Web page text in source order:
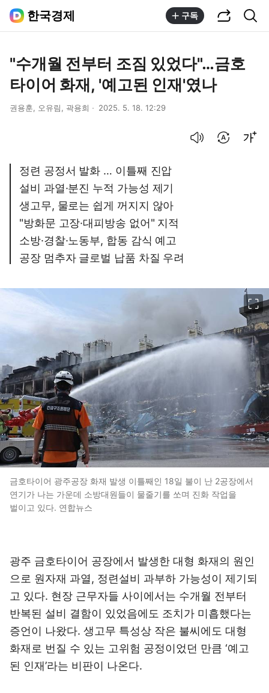
한국경제 구독
"수개월 전부터 조짐 있었다"…금호
타이어 화재, '예고된 인재'였나
권용훈, 오유림, 곽용희 2025. 5. 18. 12:29
정련 공정서 발화 … 이틀째 진압
설비 과열·분진 누적 가능성 제기
생고무, 물로는 쉽게 꺼지지 않아
"방화문 고장·대피방송 없어" 지적
소방·경찰·노동부, 합동 감식 예고
공장 멈추자 글로벌 납품 차질 우려
금호타이어 광주공장 화재 발생 이틀째인 18일 불이 난 2공장에서
연기가 나는 가운데 소방대원들이 물줄기를 쏘며 진화 작업을
벌이고 있다. 연합뉴스
광주 금호타이어 공장에서 발생한 대형 화재의 원인
으로 원자재 과열, 정련설비 과부하 가능성이 제기되
고 있다. 현장 근무자들 사이에서는 수개월 전부터
반복된 설비 결함이 있었음에도 조치가 미흡했다는
증언이 나왔다. 생고무 특성상 작은 불씨에도 대형
화재로 번질 수 있는 고위험 공정이었던 만큼 ‘예고
된 인재’라는 비판이 나온다.